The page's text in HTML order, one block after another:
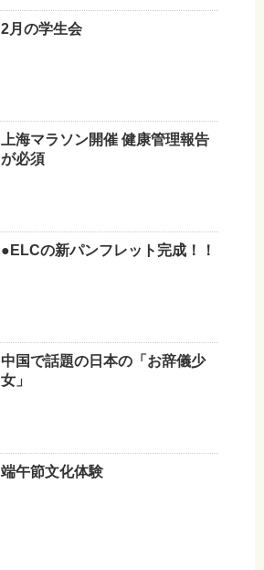
2月の学生会
上海マラソン開催 健康管理報告
が必須
●ELCの新パンフレット完成！！
中国で話題の日本の「お辞儀少
女」
端午節文化体験